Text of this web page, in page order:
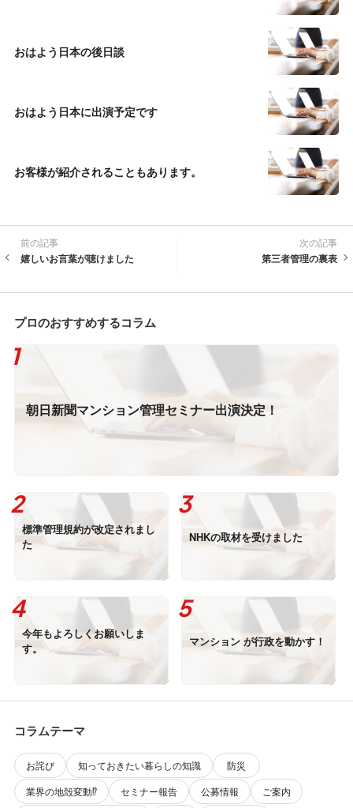
おはよう日本の後日談
おはよう日本に出演予定です
お客様が紹介されることもあります。
前の記事
嬉しいお言葉が聴けました
次の記事
第三者管理の裏表
プロのおすすめするコラム
朝日新聞マンション管理セミナー出演決定！
標準管理規約が改定されまし
た
NHKの取材を受けました
今年もよろしくお願いしま
す。
マンション が行政を動かす！
コラムテーマ
お詫び 知っておきたい暮らしの知識
防災
業界の地殻変動⁉️
セミナー報告 公募情報
ご案内